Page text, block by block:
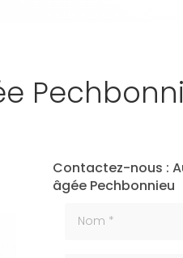
Contactez-nous :
âgée Pechbonnieu